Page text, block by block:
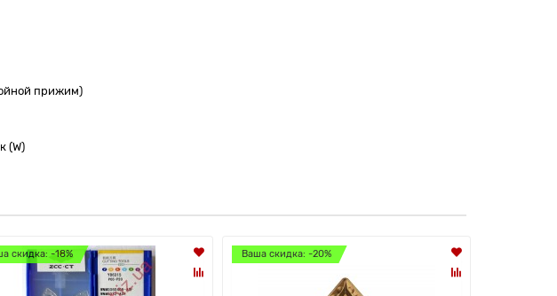
прижим)
(W)
скидка: -18% Ваша скидка: -20%